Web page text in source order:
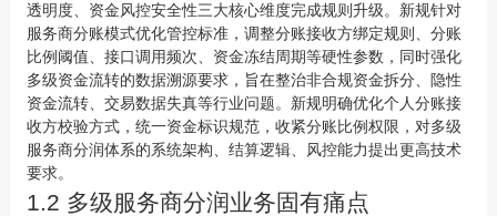
透明度、资金风控安全性三大核心维度完成规则升级。新规针对
服务商分账模式优化管控标准，调整分账接收方绑定规则、分账
比例阈值、接口调用频次、资金冻结周期等硬性参数，同时强化
多级资金流转的数据溯源要求，旨在整治非合规资金拆分、隐性
资金流转、交易数据失真等行业问题。新规明确优化个人分账接
收方校验方式，统一资金标识规范，收紧分账比例权限，对多级
服务商分润体系的系统架构、结算逻辑、风控能力提出更高技术
要求。
1.2 多级服务商分润业务固有痛点